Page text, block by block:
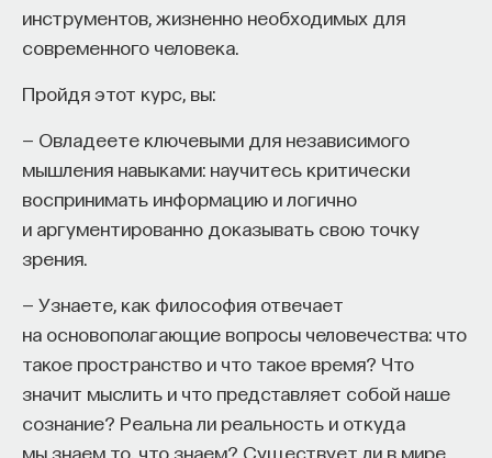
инструментов, жизненно необходимых для
современного человека.
Пройдя этот курс, вы:
— Овладеете ключевыми для независимого
мышления навыками: научитесь критически
воспринимать информацию и логично
и аргументированно доказывать свою точку
зрения.
— Узнаете, как философия отвечает
на основополагающие вопросы человечества: что
такое пространство и что такое время? Что
значит мыслить и что представляет собой наше
сознание? Реальна ли реальность и откуда
мы знаем то, что знаем? Существует ли в мире
Иванович Кривош. О нем у меня с Александром
Александровичем Здановичем в 2007 году вышла
книга. Он 40 лет провел на секретной службе,
в том числе почти 20 лет на службе государю,
В процессе перлюстрации существовала
проблема печатей. В XVIII веке почтовые пакеты
запечатывались. Эта традиция для
дипломатической почты сохраняется и позднее.
печатей и изготовления поддельных. В XIX веке
стали использовать амальгаму, в состав которой
входила ртуть, но она причиняла вред здоровью.
Отсюда в секретных документах указывалось,
что постоянная работа с амальгамой сокращала